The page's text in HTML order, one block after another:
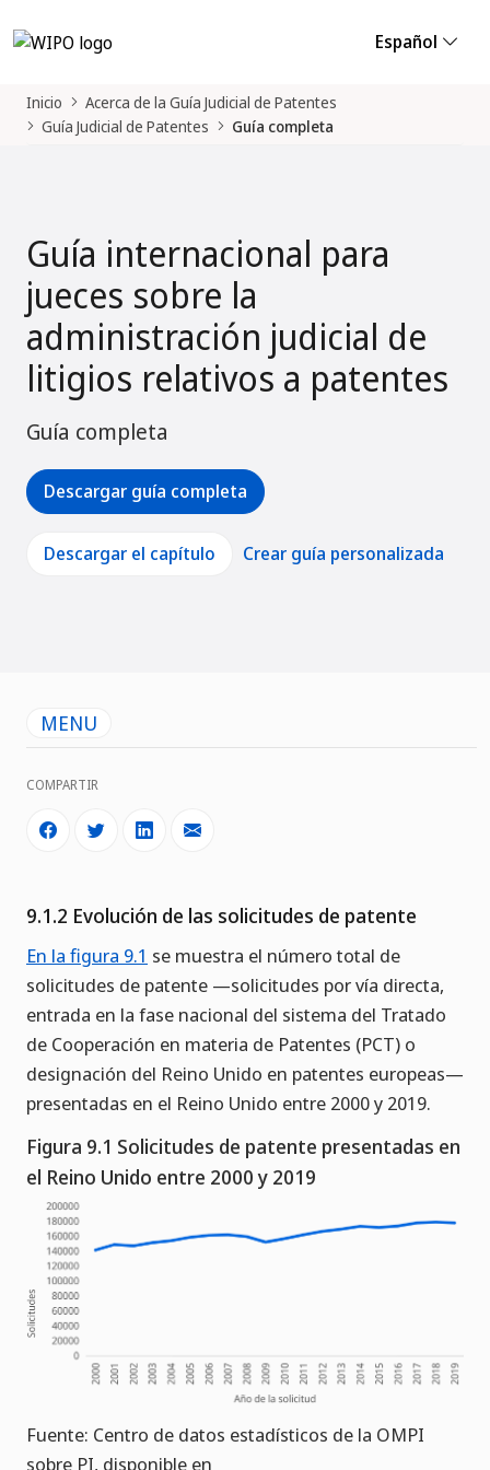
Español
Inicio
Acerca de la Guía Judicial de Patentes
Guía Judicial de Patentes
Guía completa
Guía internacional para
jueces sobre la
administración judicial de
litigios relativos a patentes
Guía completa
Descargar guía completa
Descargar el capítulo Crear guía personalizada
MENU
COMPARTIR
9.1.2 Evolución de las solicitudes de patente
En la figura 9.1 se muestra el número total de
solicitudes de patente —solicitudes por vía directa,
entrada en la fase nacional del sistema del Tratado
de Cooperación en materia de Patentes (PCT) o
designación del Reino Unido en patentes europeas—
presentadas en el Reino Unido entre 2000 y 2019.
Figura 9.1 Solicitudes de patente presentadas en
el Reino Unido entre 2000 y 2019
Fuente: Centro de datos estadísticos de la OMPI
sobre PI, disponible en